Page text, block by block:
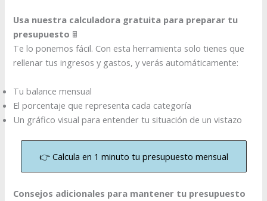
Usa nuestra calculadora gratuita para preparar tu
presupuesto 🖩
Te lo ponemos fácil. Con esta herramienta solo tienes que
rellenar tus ingresos y gastos, y verás automáticamente:
Tu balance mensual
El porcentaje que representa cada categoría
Un gráfico visual para entender tu situación de un vistazo
👉 Calcula en 1 minuto tu presupuesto mensual
Consejos adicionales para mantener tu presupuesto